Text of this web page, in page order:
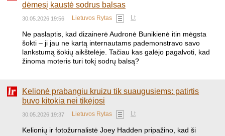
dėmesį kaustė sodrus balsas
30.05.2026 19:56 Lietuvos Rytas Lt
​Ne paslaptis, kad dizainerė Audronė Bunikienė itin mėgsta
šokti – ji jau ne kartą internautams pademonstravo savo
lankstumą šokių aikštelėje. Tačiau kas galėjo pagalvoti, kad
žinoma moteris turi tokį sodrų balsą?
Kelionė prabangiu kruizu tik suaugusiems: patirtis
buvo kitokia nei tikėjosi
30.05.2026 19:37 Lietuvos Rytas Lt
Kelionių ir fotožurnalistė Joey Hadden pripažino, kad ši